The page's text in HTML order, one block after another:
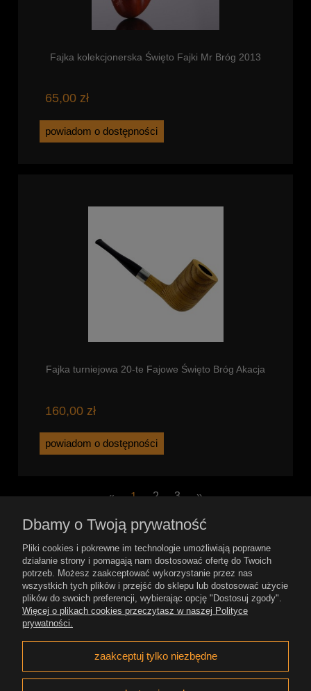
Fajka kolekcjonerska Święto Fajki Mr Bróg 2013
65,00 zł
powiadom o dostępności
Fajka turniejowa 20-te Fajowe Święto Bróg Akacja
160,00 zł
powiadom o dostępności
« 1 2 3 »
Pomoc
Płatność i dostawa
Moje konto
Gwarancja i zwroty
Dbamy o Twoją prywatność
Pliki cookies i pokrewne im technologie umożliwiają poprawne
działanie strony i pomagają nam dostosować ofertę do Twoich
potrzeb. Możesz zaakceptować wykorzystanie przez nas
wszystkich tych plików i przejść do sklepu lub dostosować użycie
plików do swoich preferencji, wybierając opcję "Dostosuj zgody".
Więcej o plikach cookies przeczytasz w naszej Polityce
prywatności.
zaakceptuj tylko niezbędne